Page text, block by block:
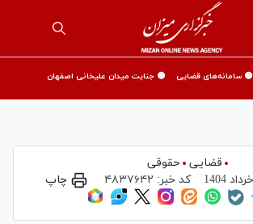
🟡 سامانه‌های قضایی 🟡 جنایت میدان علیخانی اصفهان
قضایی حقوقی
کد خبر: ۴۸۳۷۶۴۲ چاپ